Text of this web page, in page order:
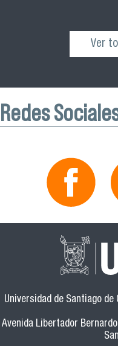
Ver
Redes
Universidad de Santiago
Avenida Libertador